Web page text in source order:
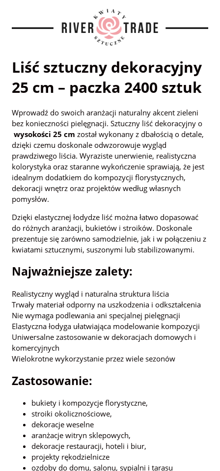
Liść sztuczny dekoracyjny
25 cm – paczka 2400 sztuk
Wprowadź do swoich aranżacji naturalny akcent zieleni
bez konieczności pielęgnacji. Sztuczny liść dekoracyjny o
wysokości 25 cm został wykonany z dbałością o detale,
dzięki czemu doskonale odwzorowuje wygląd
prawdziwego liścia. Wyraziste unerwienie, realistyczna
kolorystyka oraz staranne wykończenie sprawiają, że jest
idealnym dodatkiem do kompozycji florystycznych,
dekoracji wnętrz oraz projektów według własnych
pomysłów.
Dzięki elastycznej łodydze liść można łatwo dopasować
do różnych aranżacji, bukietów i stroików. Doskonale
prezentuje się zarówno samodzielnie, jak i w połączeniu z
kwiatami sztucznymi, suszonymi lub stabilizowanymi.
Najważniejsze zalety:
Realistyczny wygląd i naturalna struktura liścia
Trwały materiał odporny na uszkodzenia i odkształcenia
Nie wymaga podlewania ani specjalnej pielęgnacji
Elastyczna łodyga ułatwiająca modelowanie kompozycji
Uniwersalne zastosowanie w dekoracjach domowych i
komercyjnych
Wielokrotne wykorzystanie przez wiele sezonów
Zastosowanie:
bukiety i kompozycje florystyczne,
stroiki okolicznościowe,
dekoracje weselne
aranżacje witryn sklepowych,
dekoracje restauracji, hoteli i biur,
projekty rękodzielnicze
ozdoby do domu, salonu, sypialni i tarasu